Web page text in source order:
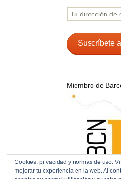
Tu
dirección
email
Suscríbete
Miembro de
Cookies, privacidad y normas de uso:
mejorar tu experiencia en la web. Al